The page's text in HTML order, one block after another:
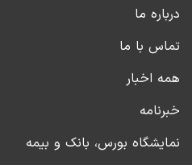
درباره ما
تماس با ما
همه اخبار
خبرنامه
نمایشگاه بورس، بانک و بیمه